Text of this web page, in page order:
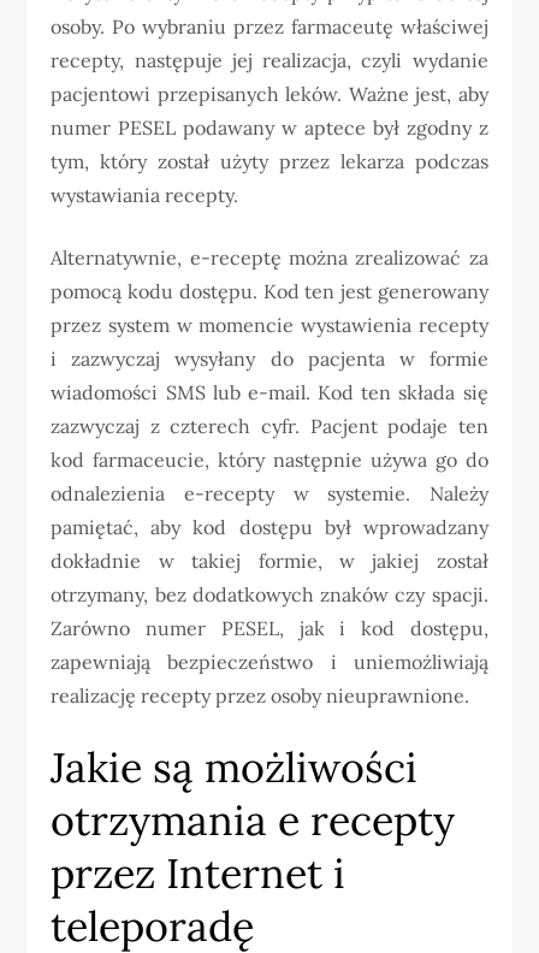
osoby. Po wybraniu przez farmaceutę właściwej
recepty, następuje jej realizacja, czyli wydanie
pacjentowi przepisanych leków. Ważne jest, aby
numer PESEL podawany w aptece był zgodny z
tym, który został użyty przez lekarza podczas
wystawiania recepty.
Alternatywnie, e-receptę można zrealizować za
pomocą kodu dostępu. Kod ten jest generowany
przez system w momencie wystawienia recepty
i zazwyczaj wysyłany do pacjenta w formie
wiadomości SMS lub e-mail. Kod ten składa się
zazwyczaj z czterech cyfr. Pacjent podaje ten
kod farmaceucie, który następnie używa go do
odnalezienia e-recepty w systemie. Należy
pamiętać, aby kod dostępu był wprowadzany
dokładnie w takiej formie, w jakiej został
otrzymany, bez dodatkowych znaków czy spacji.
Zarówno numer PESEL, jak i kod dostępu,
zapewniają bezpieczeństwo i uniemożliwiają
realizację recepty przez osoby nieuprawnione.
Jakie są możliwości
otrzymania e recepty
przez Internet i
teleporadę